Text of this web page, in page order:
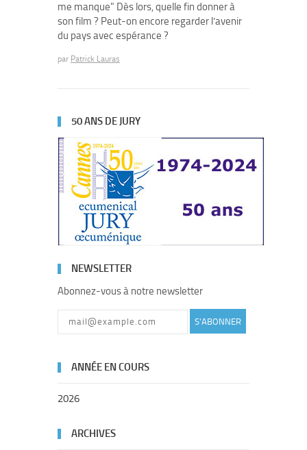
me manque" Dès lors, quelle fin donner à
son film ? Peut-on encore regarder l’avenir
du pays avec espérance ?
par Patrick Lauras
50 ANS DE JURY
NEWSLETTER
Abonnez-vous à notre newsletter
S'ABONNER
ANNÉE EN COURS
2026
ARCHIVES